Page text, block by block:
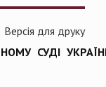
Версія для друку
СУДІ